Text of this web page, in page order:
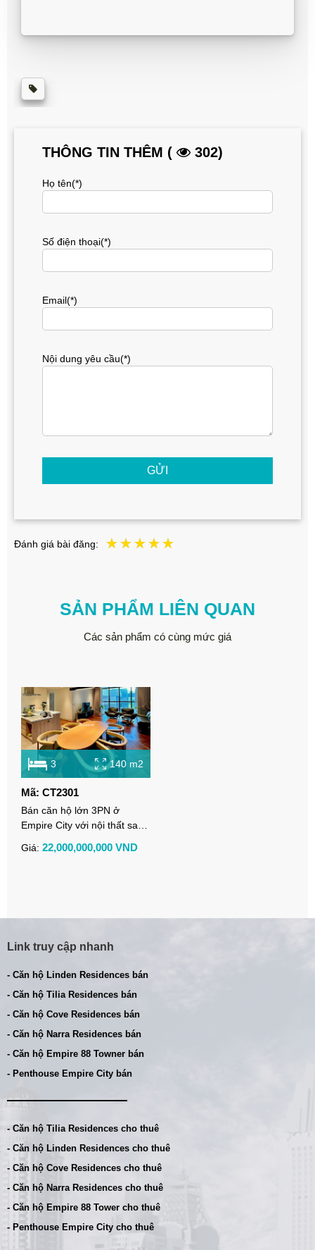
THÔNG TIN THÊM ( 302)
Họ tên(*)
Số điện thoại(*)
Email(*)
Nội dung yêu cầu(*)
GỬI
Đánh giá bài đăng:
SẢN PHẨM LIÊN QUAN
Các sản phẩm có cùng mức giá
3 140 m2
Mã: CT2301
Bán căn hộ lớn 3PN ở
Empire City với nội thất sang
Giá: 22,000,000,000 VND
Link truy cập nhanh
- Căn hộ Linden Residences bán
- Căn hộ Tilia Residences bán
- Căn hộ Cove Residences bán
- Căn hộ Narra Residences bán
- Căn hộ Empire 88 Towner bán
- Penthouse Empire City bán
- Căn hộ Tilia Residences cho thuê
- Căn hộ Linden Residences cho thuê
- Căn hộ Cove Residences cho thuê
- Căn hộ Narra Residences cho thuê
- Căn hộ Empire 88 Tower cho thuê
- Penthouse Empire City cho thuê